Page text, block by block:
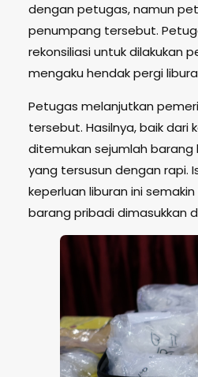
dengan petugas, namun
penumpang tersebut.
rekonsiliasi untuk dilakukan
mengaku hendak pergi
Petugas melanjutkan
tersebut. Hasilnya, baik dari
ditemukan sejumlah
yang tersusun dengan rapi.
keperluan liburan ini
barang pribadi dimasukkan